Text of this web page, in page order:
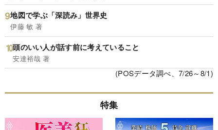
地図で学ぶ「深読み」世界史
伊藤 敏 著
頭のいい人が話す前に考えていること
安達裕哉 著
(POSデータ調べ、7/26～8/1)
特集